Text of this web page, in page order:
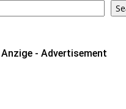
Anzige - Advertisement